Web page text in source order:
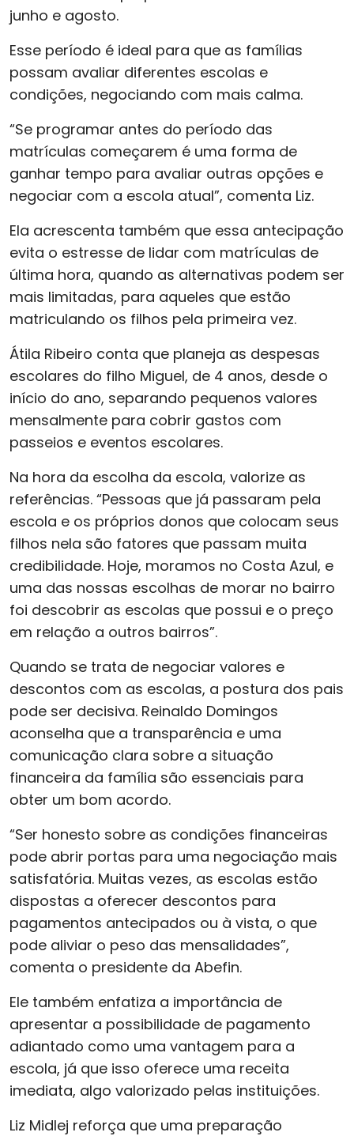
junho e agosto.
Esse período é ideal para que as famílias
possam avaliar diferentes escolas e
condições, negociando com mais calma.
“Se programar antes do período das
matrículas começarem é uma forma de
ganhar tempo para avaliar outras opções e
negociar com a escola atual”, comenta Liz.
Ela acrescenta também que essa antecipação
evita o estresse de lidar com matrículas de
última hora, quando as alternativas podem ser
mais limitadas, para aqueles que estão
matriculando os filhos pela primeira vez.
Átila Ribeiro conta que planeja as despesas
escolares do filho Miguel, de 4 anos, desde o
início do ano, separando pequenos valores
mensalmente para cobrir gastos com
passeios e eventos escolares.
Na hora da escolha da escola, valorize as
referências. “Pessoas que já passaram pela
escola e os próprios donos que colocam seus
filhos nela são fatores que passam muita
credibilidade. Hoje, moramos no Costa Azul, e
uma das nossas escolhas de morar no bairro
foi descobrir as escolas que possui e o preço
em relação a outros bairros”.
Quando se trata de negociar valores e
descontos com as escolas, a postura dos pais
pode ser decisiva. Reinaldo Domingos
aconselha que a transparência e uma
comunicação clara sobre a situação
financeira da família são essenciais para
obter um bom acordo.
“Ser honesto sobre as condições financeiras
pode abrir portas para uma negociação mais
satisfatória. Muitas vezes, as escolas estão
dispostas a oferecer descontos para
pagamentos antecipados ou à vista, o que
pode aliviar o peso das mensalidades”,
comenta o presidente da Abefin.
Ele também enfatiza a importância de
apresentar a possibilidade de pagamento
adiantado como uma vantagem para a
escola, já que isso oferece uma receita
imediata, algo valorizado pelas instituições.
Liz Midlej reforça que uma preparação